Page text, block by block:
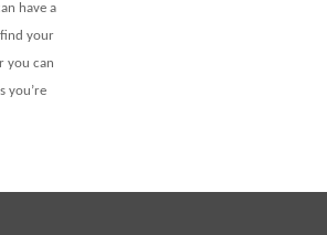
have a
find your
you can
you’re